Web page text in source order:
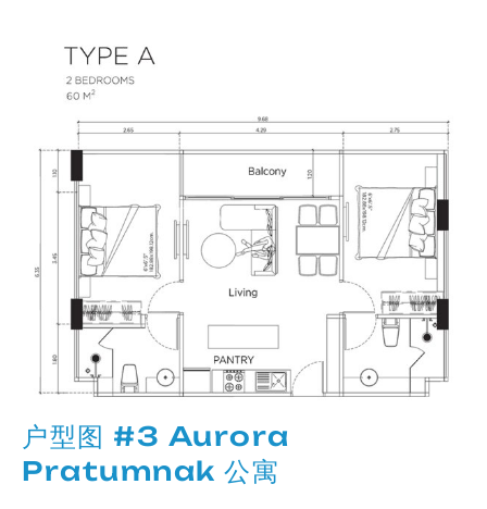
户型图 #3 Aurora
Pratumnak 公寓